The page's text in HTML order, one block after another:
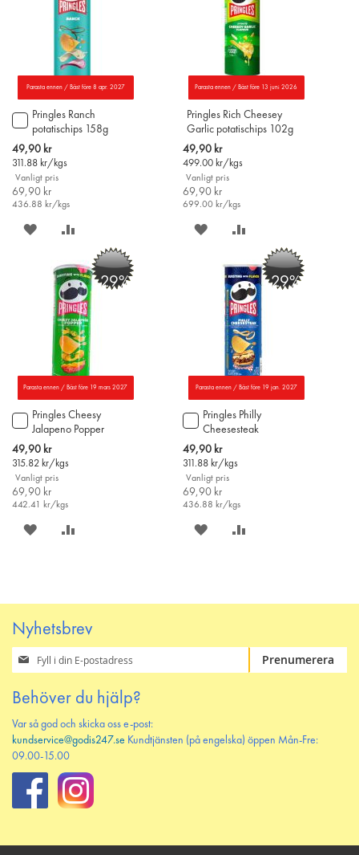
Parasta ennen / Bäst före 8 apr. 2027
Pringles Ranch
potatischips 158g
Special
Price
49,90 kr
311.88 kr/kgs
Vanligt pris
69,90 kr
436.88 kr/kgs
Lägg
till
i
varukorgen
SPARA
ÖNSKELISTAN
JÄMFÖR
Parasta ennen / Bäst före 13 juni 2026
Pringles Rich Cheesey
Garlic potatischips 102g
Special
Price
49,90 kr
499.00 kr/kgs
Vanligt pris
69,90 kr
699.00 kr/kgs
SPARA
ÖNSKELISTAN
JÄMFÖR
Parasta ennen / Bäst före 19 mars 2027
-29%
Pringles Cheesy
Jalapeno Popper
potatischips 158g
Special
Price
49,90 kr
315.82 kr/kgs
Vanligt pris
69,90 kr
442.41 kr/kgs
Lägg
till
i
varukorgen
SPARA
-29%
Parasta ennen / Bäst före 19 jan. 2027
Pringles Philly
Cheesesteak
potatischips 158g
Special
Price
49,90 kr
311.88 kr/kgs
Vanligt pris
69,90 kr
436.88 kr/kgs
Lägg
till
i
varukorgen
SPARA
Nyhetsbrev
Prenumerera
på
nyhetsbrev
Prenumerera
Behöver du hjälp?
Var så god och skicka oss e-post:
kundservice@godis247.se Kundtjänsten (på engelska) öppen Mån-Fre:
09.00-15.00